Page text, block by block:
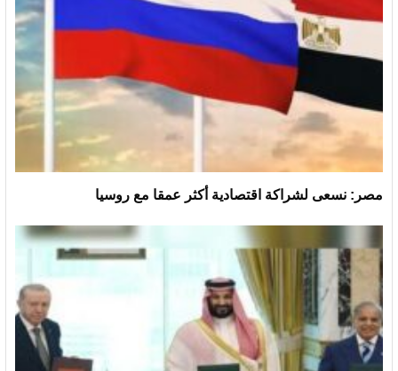
مصر: نسعى لشراكة اقتصادية أكثر عمقا مع روسيا